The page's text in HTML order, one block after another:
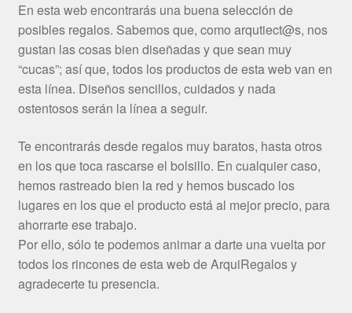
En esta web encontrarás una buena selección de
posibles regalos. Sabemos que, como arqutiect@s, nos
gustan las cosas bien diseñadas y que sean muy
“cucas”; así que, todos los productos de esta web van en
esta línea. Diseños sencillos, cuidados y nada
ostentosos serán la línea a seguir.
Te encontrarás desde regalos muy baratos, hasta otros
en los que toca rascarse el bolsillo. En cualquier caso,
hemos rastreado bien la red y hemos buscado los
lugares en los que el producto está al mejor precio, para
ahorrarte ese trabajo.
Por ello, sólo te podemos animar a darte una vuelta por
todos los rincones de esta web de ArquiRegalos y
agradecerte tu presencia.